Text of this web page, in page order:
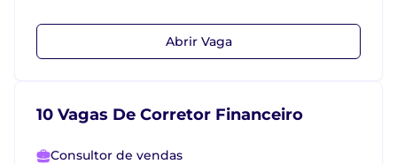
Abrir Vaga
10 Vagas De Corretor Financeiro
Consultor de vendas